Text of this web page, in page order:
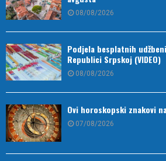
08/08/2026
Podjela besplatnih
Republici Srpskoj (VIDEO)
08/08/2026
Ovi horoskopski znakovi
07/08/2026